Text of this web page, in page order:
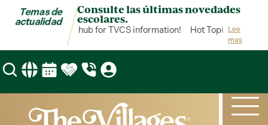
Temas de
actualidad
Consulte las últimas novedades
escolares.
Hot Topics is your hub for TVCS information! Hot Topics is your
Lee
mas